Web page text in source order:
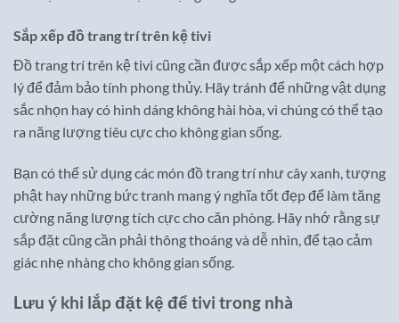
Sắp xếp đồ trang trí trên kệ tivi
Đồ trang trí trên kệ tivi cũng cần được sắp xếp một cách hợp
lý để đảm bảo tính phong thủy. Hãy tránh để những vật dụng
sắc nhọn hay có hình dáng không hài hòa, vì chúng có thể tạo
ra năng lượng tiêu cực cho không gian sống.
Bạn có thể sử dụng các món đồ trang trí như cây xanh, tượng
phật hay những bức tranh mang ý nghĩa tốt đẹp để làm tăng
cường năng lượng tích cực cho căn phòng. Hãy nhớ rằng sự
sắp đặt cũng cần phải thông thoáng và dễ nhìn, để tạo cảm
giác nhẹ nhàng cho không gian sống.
Lưu ý khi lắp đặt kệ để tivi trong nhà